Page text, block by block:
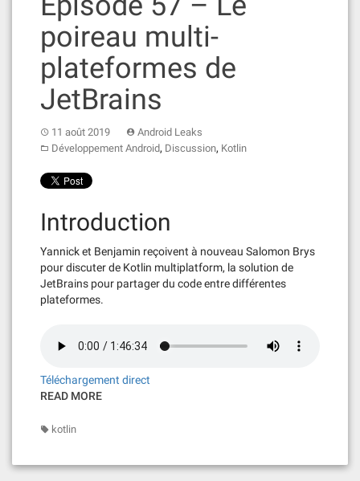
poireau multi-
plateformes de
JetBrains
11 août 2019
Android Leaks
Développement Android, Discussion, Kotlin
Introduction
Yannick et Benjamin reçoivent à nouveau Salomon Brys
pour discuter de Kotlin multiplatform, la solution de
JetBrains pour partager du code entre différentes
plateformes.
Téléchargement direct
READ MORE
kotlin